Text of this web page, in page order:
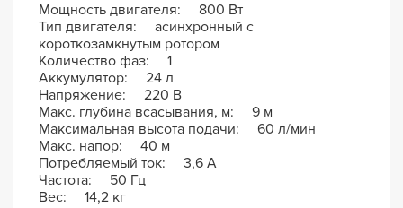
Мощность двигателя: 800 Вт
Тип двигателя: асинхронный с
короткозамкнутым ротором
Количество фаз: 1
Аккумулятор: 24 л
Напряжение: 220 В
Макс. глубина всасывания, м: 9 м
Максимальная высота подачи: 60 л/мин
Макс. напор: 40 м
Потребляемый ток: 3,6 А
Частота: 50 Гц
Вес: 14,2 кг